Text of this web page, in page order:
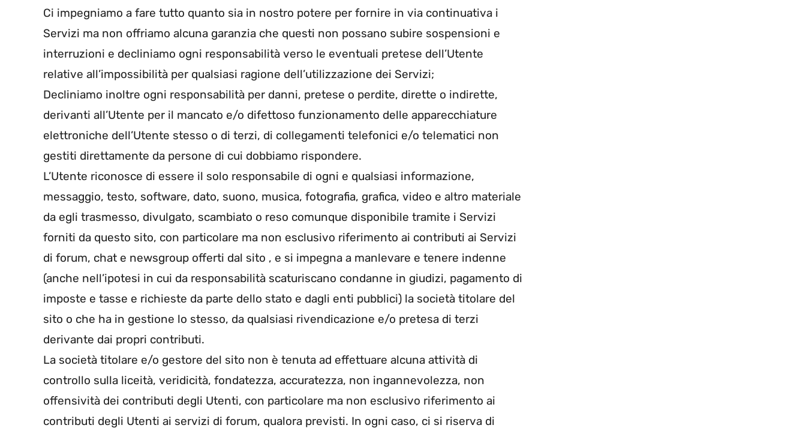
Ci impegniamo a fare tutto quanto sia in nostro potere per fornire in via continuativa i
Servizi ma non offriamo alcuna garanzia che questi non possano subire sospensioni e
interruzioni e decliniamo ogni responsabilità verso le eventuali pretese dell’Utente
relative all’impossibilità per qualsiasi ragione dell’utilizzazione dei Servizi;
Decliniamo inoltre ogni responsabilità per danni, pretese o perdite, dirette o indirette,
derivanti all’Utente per il mancato e/o difettoso funzionamento delle apparecchiature
elettroniche dell’Utente stesso o di terzi, di collegamenti telefonici e/o telematici non
gestiti direttamente da persone di cui dobbiamo rispondere.
L’Utente riconosce di essere il solo responsabile di ogni e qualsiasi informazione,
messaggio, testo, software, dato, suono, musica, fotografia, grafica, video e altro materiale
da egli trasmesso, divulgato, scambiato o reso comunque disponibile tramite i Servizi
forniti da questo sito, con particolare ma non esclusivo riferimento ai contributi ai Servizi
di forum, chat e newsgroup offerti dal sito , e si impegna a manlevare e tenere indenne
(anche nell’ipotesi in cui da responsabilità scaturiscano condanne in giudizi, pagamento di
imposte e tasse e richieste da parte dello stato e dagli enti pubblici) la società titolare del
sito o che ha in gestione lo stesso, da qualsiasi rivendicazione e/o pretesa di terzi
derivante dai propri contributi.
La società titolare e/o gestore del sito non è tenuta ad effettuare alcuna attività di
controllo sulla liceità, veridicità, fondatezza, accuratezza, non ingannevolezza, non
offensività dei contributi degli Utenti, con particolare ma non esclusivo riferimento ai
contributi degli Utenti ai servizi di forum, qualora previsti. In ogni caso, ci si riserva di